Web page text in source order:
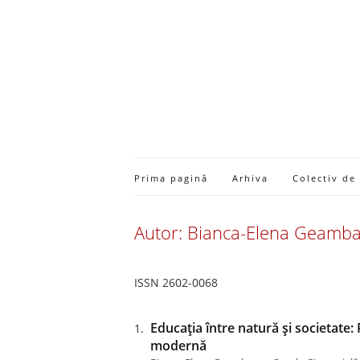
Prima pagină Arhiva Colectiv de
Autor: Bianca-Elena
ISSN 2602-0068
Educația între natură și societate:
modernă